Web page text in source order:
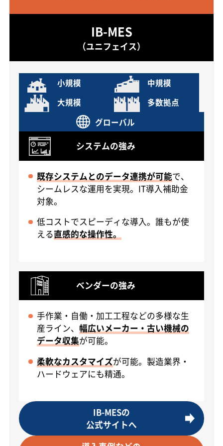
IB-MES
（ユニフェイス）
小規模
中規模
大規模
多数拠点
グローバル
システムの強み
既存システムとのデータ連携が可能で、
シームレスな運用を実現。IT導入補助金
対象。
低コストでスピーディな導入。誰もが使
える直感的な操作性。
ベンダーの強み
手作業・自働・加工工程などの多様な生
産ライン、幅広いメーカー・古い機械の
データ収集が可能。
柔軟なカスタマイズが可能。製造業界・
ハードウェアにも精通。
IB-MESの
公式サイトへ